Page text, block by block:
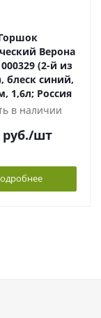
Верона
(2-й из
блеск синий,
1,6л; Россия
в наличии
руб./шт